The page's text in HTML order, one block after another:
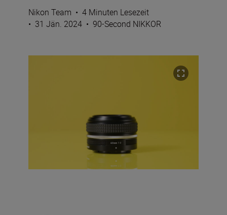
Nikon Team • 4 Minuten Lesezeit
• 31 Jän. 2024 • 90-Second NIKKOR